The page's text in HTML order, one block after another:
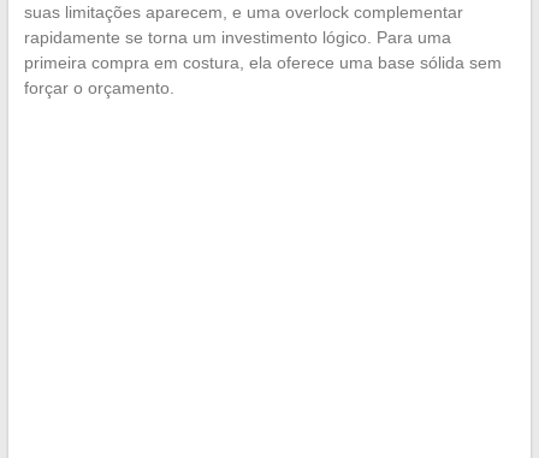
suas limitações aparecem, e uma overlock complementar
rapidamente se torna um investimento lógico. Para uma
primeira compra em costura, ela oferece uma base sólida sem
forçar o orçamento.